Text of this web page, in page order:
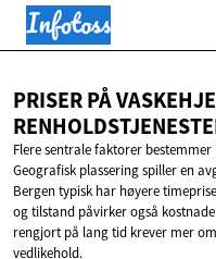
PRISER PÅ
Flere sentrale faktorer
Geografisk plassering spiller en
Bergen typisk har høyere
og tilstand påvirker også
rengjort på lang tid krever mer
vedlikehold.